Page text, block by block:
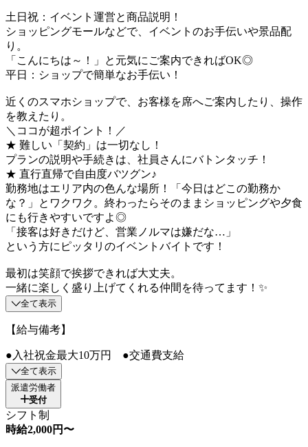
土日祝：イベント運営と商品説明！
ショッピングモールなどで、イベントのお手伝いや景品配
り。
「こんにちは～！」と元気にご案内できればOK◎
平日：ショップで簡単なお手伝い！
近くのスマホショップで、お客様を席へご案内したり、操作
を教えたり。
＼ココが超ポイント！／
★ 難しい「契約」は一切なし！
プランの説明や手続きは、社員さんにバトンタッチ！
★ 直行直帰で自由度バツグン♪
勤務地はエリア内の色んな場所！「今日はどこの勤務か
な？」とワクワク。終わったらそのままショッピングや夕食
にも行きやすいですよ◎
「接客は好きだけど、営業ノルマは嫌だな…」
という方にピッタリのイベントバイトです！
最初は笑顔で挨拶できれば大丈夫。
一緒に楽しく盛り上げてくれる仲間を待ってます！✨
全て表示
【給与備考】
●入社祝金最大10万円 ●交通費支給
全て表示
派遣労働者
受付
シフト制
時給2,000円〜